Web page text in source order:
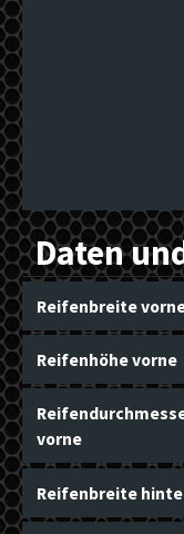
Daten
Reifenbreite
Reifenhöhe vorne
vorne
Reifenbreite